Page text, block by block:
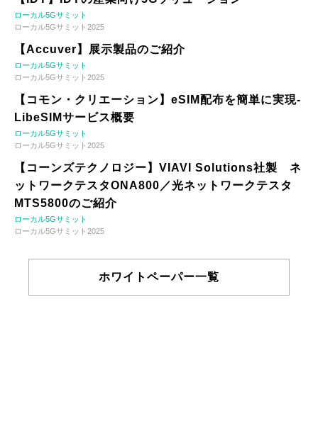
ローカル5Gサミット
ローカル5Gサミット2025
【Accuver】展示製品のご紹介
ローカル5Gサミット
ローカル5Gサミット2025
【コモン・クリエーション】eSIM配布を簡単に実現-
LibeSIMサービス概要
ローカル5Gサミット
ローカル5Gサミット2025
【コーンズテクノロジー】VIAVI Solutions社製 ネ
ットワークテスタONA800／光ネットワークテスタ
MTS5800のご紹介
ローカル5Gサミット
ローカル5Gサミット2025
ホワイトペーパー一覧